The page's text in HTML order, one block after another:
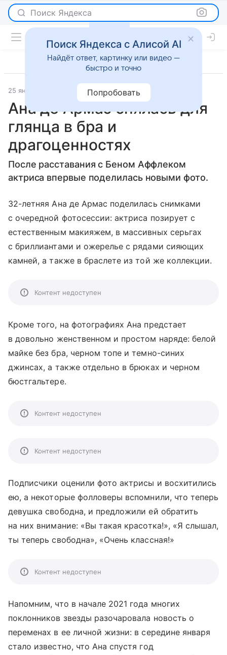
Поиск Яндекса
25 января 2021 Светская жизнь
Ана де Армас снялась для
глянца в бра и
драгоценностях
После расставания с Беном Аффлеком
актриса впервые поделилась новыми фото.
32-летняя Ана де Армас поделилась снимками
с очередной фотосессии: актриса позирует с
естественным макияжем, в массивных серьгах
с бриллиантами и ожерелье с рядами сияющих
камней, а также в браслете из той же коллекции.
Контент недоступен
Кроме того, на фотографиях Ана предстает
в довольно женственном и простом наряде: белой
майке без бра, черном топе и темно-синих
джинсах, а также отдельно в брюках и черном
бюстгальтере.
Контент недоступен
Контент недоступен
Подписчики оценили фото актрисы и восхитились
ею, а некоторые фолловеры вспомнили, что теперь
девушка свободна, и предложили ей обратить
на них внимание: «Вы такая красотка!», «Я слышал,
ты теперь свободна», «Очень классная!»
Контент недоступен
Напомним, что в начале 2021 года многих
поклонников звезды разочаровала новость о
переменах в ее личной жизни: в середине января
стало известно, что Ана спустя год
Поиск Яндекса с Алисой AI
Найдёт ответ, картинку или видео —
быстро и точно
Попробовать